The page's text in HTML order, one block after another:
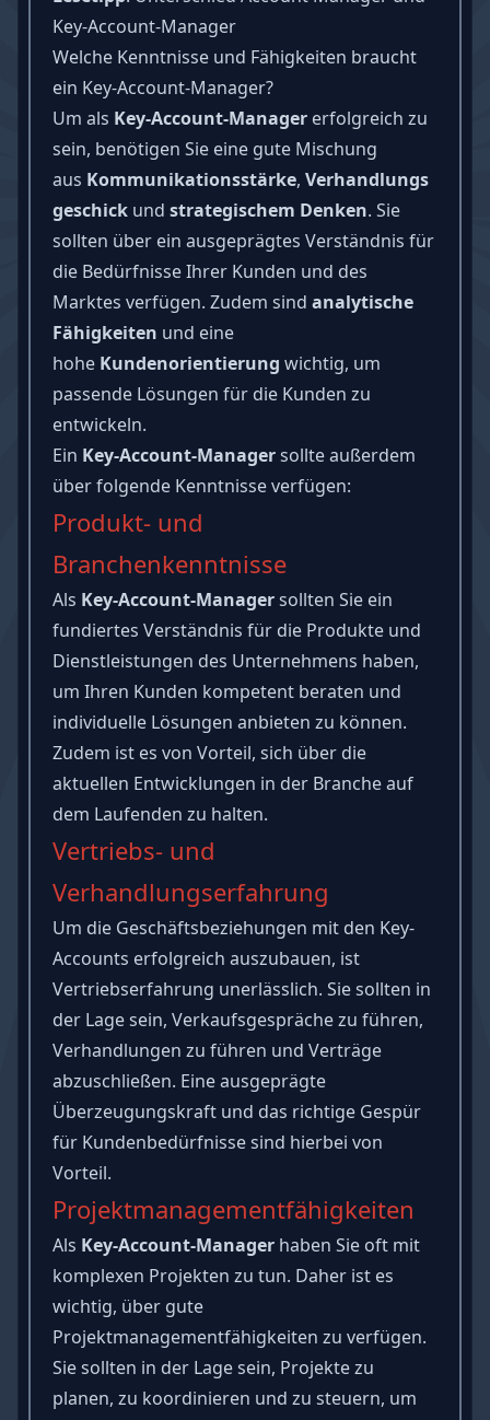
Key-Account-Manager
Welche Kenntnisse und Fähigkeiten braucht
ein Key-Account-Manager?
Um als Key-Account-Managererfolgreich zu
sein, benötigen Sie eine gute Mischung
aus Kommunikationsstärke, Verhandlungs
geschickund strategischem Denken. Sie
sollten über ein ausgeprägtes Verständnis für
die Bedürfnisse Ihrer Kunden und des
Marktes verfügen. Zudem sind analytische
Fähigkeiten und eine
hohe Kundenorientierung wichtig, um
passende Lösungen für die Kunden zu
entwickeln.
Ein Key-Account-Managersollte außerdem
über folgende Kenntnisse verfügen:
Produkt- und
Branchenkenntnisse
Als Key-Account-Managersollten Sie ein
fundiertes Verständnis für die Produkte und
Dienstleistungen des Unternehmens haben,
um Ihren Kunden kompetent beraten und
individuelle Lösungen anbieten zu können.
Zudem ist es von Vorteil, sich über die
aktuellen Entwicklungen in der Branche auf
dem Laufenden zu halten.
Vertriebs- und
Verhandlungserfahrung
Um die Geschäftsbeziehungen mit den Key-
Accounts erfolgreich auszubauen, ist
Vertriebserfahrung unerlässlich. Sie sollten in
der Lage sein, Verkaufsgespräche zu führen,
Verhandlungen zu führen und Verträge
abzuschließen. Eine ausgeprägte
Überzeugungskraftund das richtige Gespür
für Kundenbedürfnisse sind hierbei von
Vorteil.
Projektmanagementfähigkeiten
Als Key-Account-Managerhaben Sie oft mit
komplexen Projekten zu tun. Daher ist es
wichtig, über gute
Projektmanagementfähigkeiten zu verfügen.
Sie sollten in der Lage sein, Projekte zu
planen, zu koordinieren und zu steuern, um